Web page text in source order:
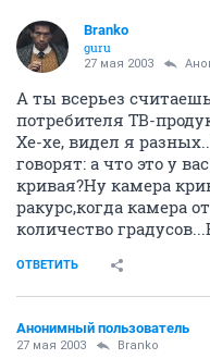
Branko
guru
27 мая 2003
А ты всерьез
потребителя ТВ-
Хе-хе, видел я
говорят: а что это у
кривая?Ну камера
ракурс,когда камера
количество
ОТВЕТИТЬ
Анонимный пользователь
27 мая 2003 Branko